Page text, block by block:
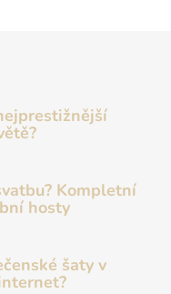
Kompletní
hosty
šaty v